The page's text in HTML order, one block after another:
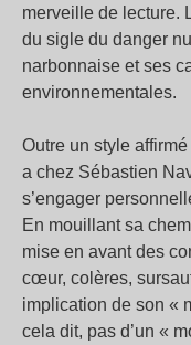
merveille de lecture.
du sigle du danger
narbonnaise et ses
environnementales.
Outre un style
a chez Sébastien
s’engager
En mouillant sa
mise en avant des
cœur, colères,
implication de son «
cela dit, pas d’un «